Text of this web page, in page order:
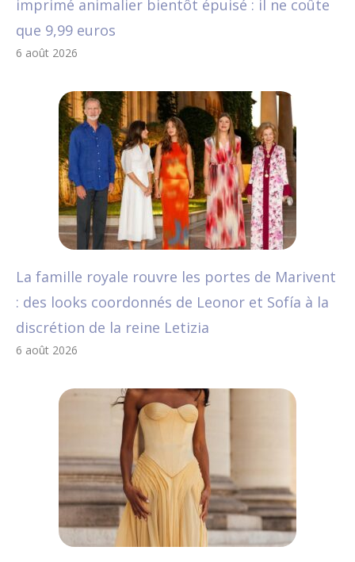
imprimé animalier bientôt épuisé : il ne coûte
que 9,99 euros
6 août 2026
La famille royale rouvre les portes de Marivent
: des looks coordonnés de Leonor et Sofía à la
discrétion de la reine Letizia
6 août 2026